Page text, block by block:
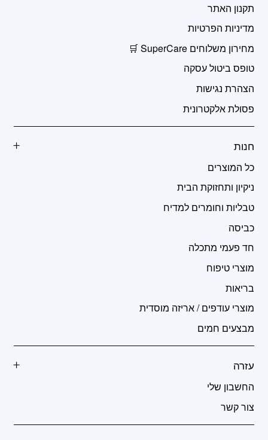
תקנון האתר
מדיניות הפרטיות
מחירון משלוחים SuperCare 🛒
טופס ביטול עסקה
הצהרת נגישות
פסולת אלקטרונית
חנות
כל המוצרים
ניקיון ותחזוקת הבית
טבליות וחומרים למדיח
כביסה
חד פעמי מתכלה
מוצרי טיפוח
בריאות
מוצרי עודפים / אריזה מוסדית
מבצעים חמים
עזרה
החשבון שלי
צור קשר